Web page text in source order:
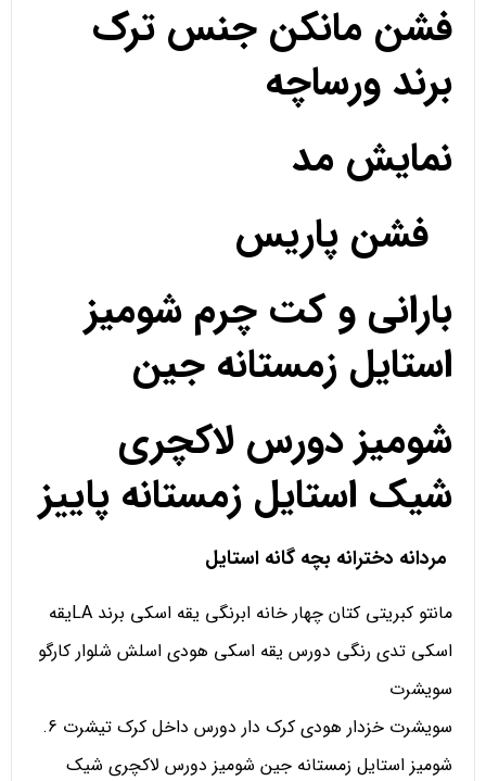
فشن مانکن جنس ترک
برند ورساچه
نمایش مد
فشن پاریس
بارانی و کت چرم شومیز
استایل زمستانه جین
شومیز دورس لاکچری
شیک استایل زمستانه پاییز
مردانه دخترانه بچه گانه استایل
مانتو کبریتی کتان چهار خانه ابرنگی یقه اسکی برند LAیقه
اسکی تدی رنگی دورس یقه اسکی هودی اسلش شلوار کارگو
سویشرت
سویشرت خزدار هودی کرک دار دورس داخل کرک تیشرت 6.
شومیز استایل زمستانه جین شومیز دورس لاکچری شیک